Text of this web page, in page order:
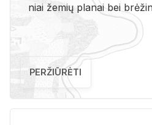
niai že­mių pla­nai bei
PERŽIŪRĖTI